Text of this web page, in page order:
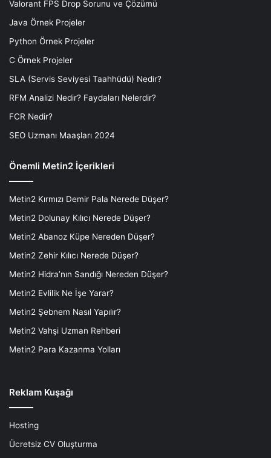
Valorant FPS Drop Sorunu ve Çözümü
Java Örnek Projeler
Python Örnek Projeler
C Örnek Projeler
SLA (Servis Seviyesi Taahhüdü) Nedir?
RFM Analizi Nedir? Faydaları Nelerdir?
FCR Nedir?
SEO Uzmanı Maaşları 2024
Önemli Metin2 İçerikleri
Metin2 Kırmızı Demir Pala Nerede Düşer?
Metin2 Dolunay Kılıcı Nerede Düşer?
Metin2 Abanoz Küpe Nereden Düşer?
Metin2 Zehir Kılıcı Nerede Düşer?
Metin2 Hidra’nın Sandığı Nereden Düşer?
Metin2 Evlilik Ne İşe Yarar?
Metin2 Şebnem Nasıl Yapılır?
Metin2 Vahşi Uzman Rehberi
Metin2 Para Kazanma Yolları
Reklam Kuşağı
Hosting
Ücretsiz CV Oluşturma